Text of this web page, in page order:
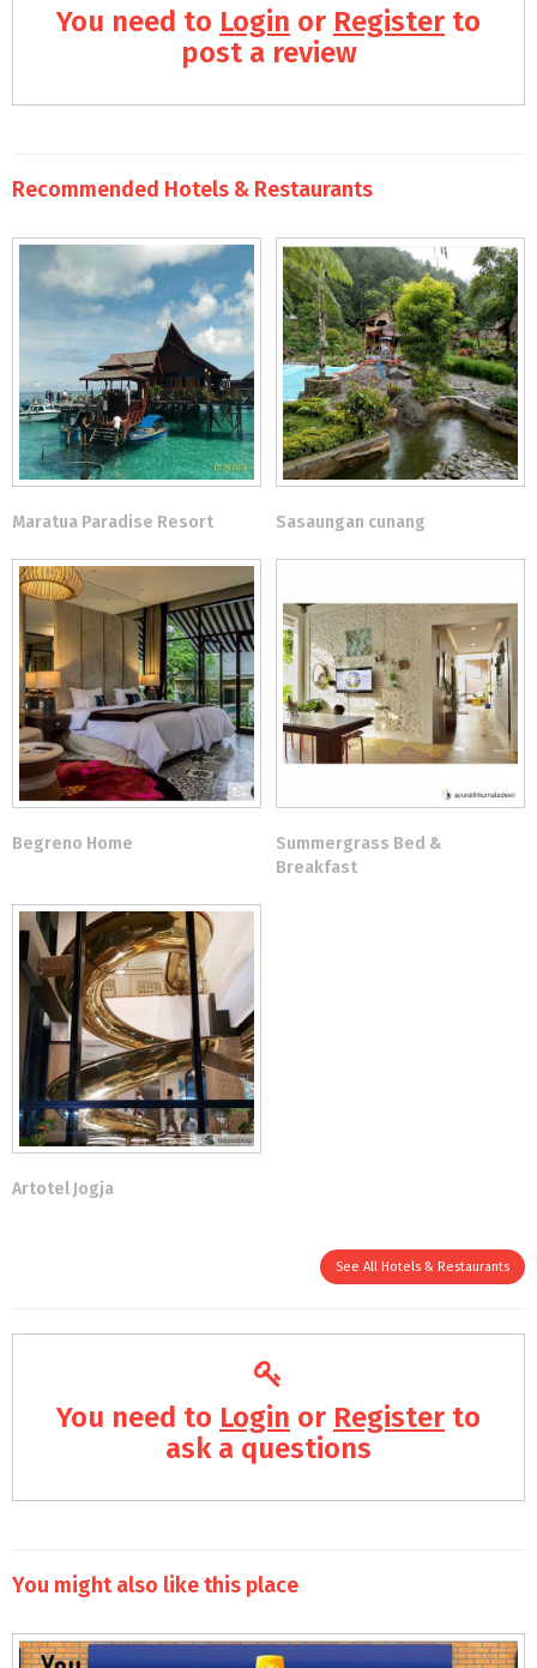
You need to Login or Register to
post a review
Recommended Hotels & Restaurants
Maratua Paradise Resort Sasaungan cunang
Begreno Home
Summergrass Bed &
Breakfast
Artotel Jogja
See All Hotels & Restaurants
You need to Login or Register to
ask a questions
You might also like this place